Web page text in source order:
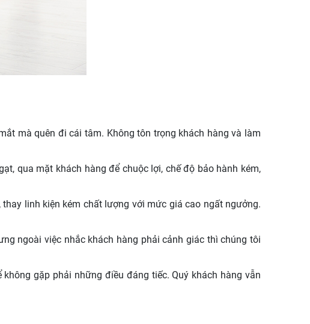
mà quên đi cái tâm. Không tôn trọng khách hàng và làm
qua mặt khách hàng để chuộc lợi, chế độ bảo hành kém,
linh kiện kém chất lượng với mức giá cao ngất ngưởng.
ngoài việc nhắc khách hàng phải cảnh giác thì chúng tôi
gặp phải những điều đáng tiếc. Quý khách hàng vẫn